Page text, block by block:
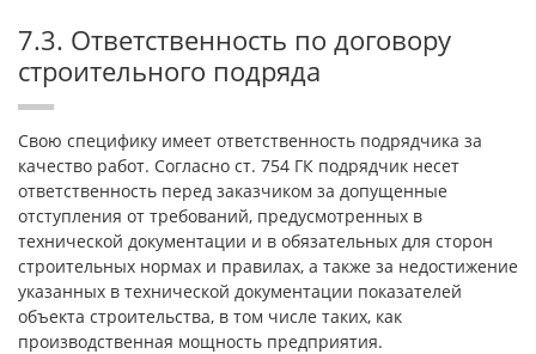
7.3. Ответственность по договору
строительного подряда
Свою специфику имеет ответственность подрядчика за
качество работ. Согласно ст. 754 ГК подрядчик несет
ответственность перед заказчиком за допущенные
отступления от требований, предусмотренных в
технической документации и в обязательных для сторон
строительных нормах и правилах, а также за недостижение
указанных в технической документации показателей
объекта строительства, в том числе таких, как
производственная мощность предприятия.